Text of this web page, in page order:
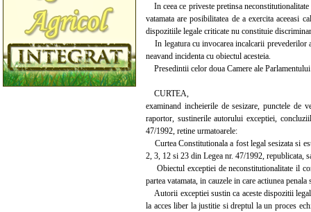
In ceea ce priveste pretinsa neconstitutionalitate
vatamata are posibilitatea de a exercita aceeasi
dispozitiile legale criticate nu constituie
In legatura cu invocarea incalcarii prevederilor
neavand incidenta cu obiectul acesteia.
Presedintii celor doua Camere ale
CURTEA,
examinand incheierile de sesizare, punctele de
raportor, sustinerile autorului exceptiei,
47/1992, retine urmatoarele:
Curtea Constitutionala a fost legal sesizata si
2, 3, 12 si 23 din Legea nr. 47/1992, republicata,
Obiectul exceptiei de neconstitutionalitate il
partea vatamata, in cauzele in care actiunea
Autorii exceptiei sustin ca aceste dispozitii
la acces liber la justitie si dreptul la un proces